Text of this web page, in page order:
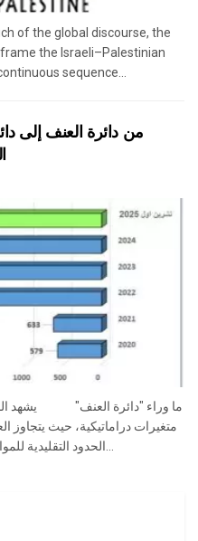
of the global discourse, the
the Israeli–Palestinian
sequence...
من دائرة العنف إلى
ما وراء "دائرة العنف" يشهد
متغيرات دراماتيكية، حيث